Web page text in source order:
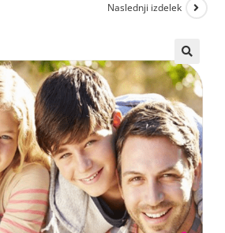
Naslednji izdelek